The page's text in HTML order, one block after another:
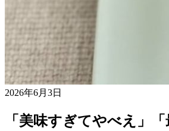
2026年6月3日
「美味すぎてやべえ」